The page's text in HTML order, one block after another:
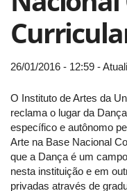
26/01/2016 - 12:59 -
O Instituto de Artes da
reclama o lugar da
específico e autônomo
Arte na Base Nacional
que a Dança é um
nesta instituição e em
privadas através de